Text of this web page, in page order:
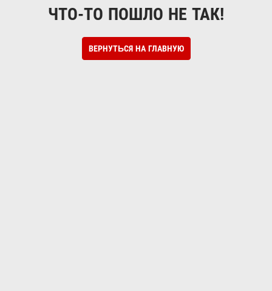
ЧТО-ТО ПОШЛО НЕ ТАК!
ВЕРНУТЬСЯ НА ГЛАВНУЮ